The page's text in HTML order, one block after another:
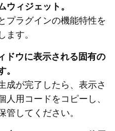
ウィジェット。
プラグインの機能特性を
ます。
ドウに表示される固有の
。
成が完了したら、表示さ
人用コードをコピーし、
管してください。